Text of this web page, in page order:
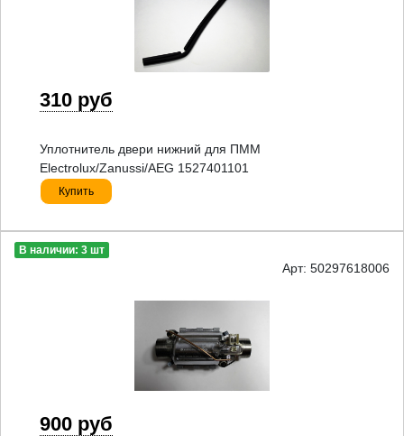
310 руб
Уплотнитель двери нижний для ПММ
Electrolux/Zanussi/AEG 1527401101
Купить
В наличии: 3 шт
Арт: 50297618006
900 руб